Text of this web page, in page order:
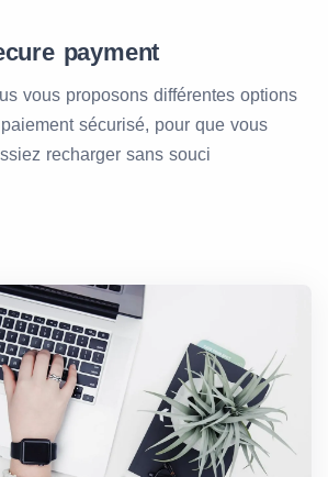
payment
vous proposons différentes options
sécurisé, pour que vous
recharger sans souci